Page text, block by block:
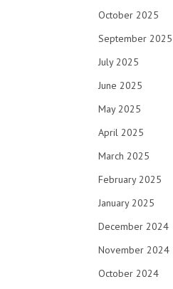
October 2025
September 2025
July 2025
June 2025
May 2025
April 2025
March 2025
February 2025
January 2025
December 2024
November 2024
October 2024